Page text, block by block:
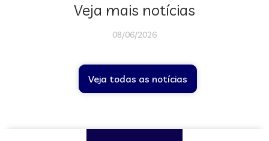
Veja mais notícias
08/06/2026
Veja todas as notícias